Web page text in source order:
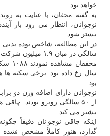
خواهد بود.
به گفته محقان، با عنایت به
نوجوانان، انتظار می رود بار
بیشتر شود.
سالگی در میان ۱.۹ میلیون شرکت کننده بررسی گردید.
بود.
نوجوانان دارای اضافه وزن دو
بیشتر می کند.
اینکه چاقی نوجوانان دقیقاً
گذارد، هنوز کاملاً مشخص